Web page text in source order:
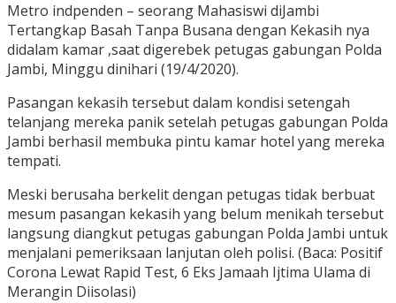
Metro indpenden – seorang Mahasiswi diJambi
Tertangkap Basah Tanpa Busana dengan Kekasih nya
didalam kamar ,saat digerebek petugas gabungan Polda
Jambi, Minggu dinihari (19/4/2020).
Pasangan kekasih tersebut dalam kondisi setengah
telanjang mereka panik setelah petugas gabungan Polda
Jambi berhasil membuka pintu kamar hotel yang mereka
tempati.
Meski berusaha berkelit dengan petugas tidak berbuat
mesum pasangan kekasih yang belum menikah tersebut
langsung diangkut petugas gabungan Polda Jambi untuk
menjalani pemeriksaan lanjutan oleh polisi. (Baca: Positif
Corona Lewat Rapid Test, 6 Eks Jamaah Ijtima Ulama di
Merangin Diisolasi)